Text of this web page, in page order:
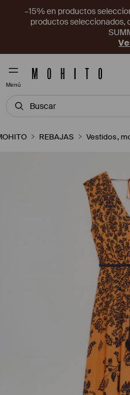
–15% en productos
productos seleccionados,
Menú
REBAJAS Vestidos,